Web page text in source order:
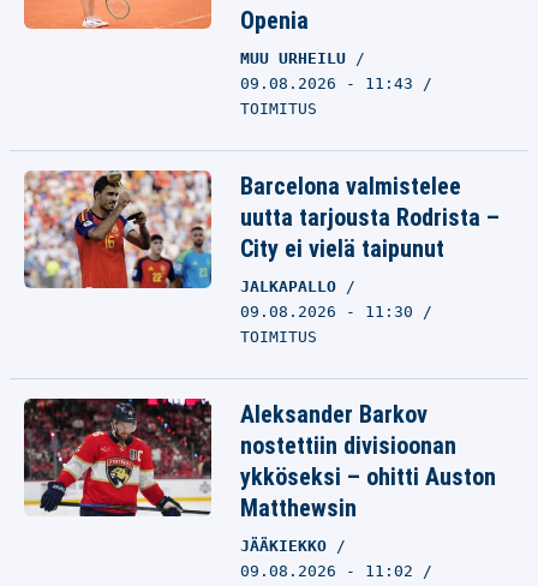
Openia
MUU URHEILU
09.08.2026 - 11:43
TOIMITUS
Barcelona valmistelee
uutta tarjousta Rodrista –
City ei vielä taipunut
JALKAPALLO
09.08.2026 - 11:30
TOIMITUS
Aleksander Barkov
nostettiin divisioonan
ykköseksi – ohitti Auston
Matthewsin
JÄÄKIEKKO
09.08.2026 - 11:02